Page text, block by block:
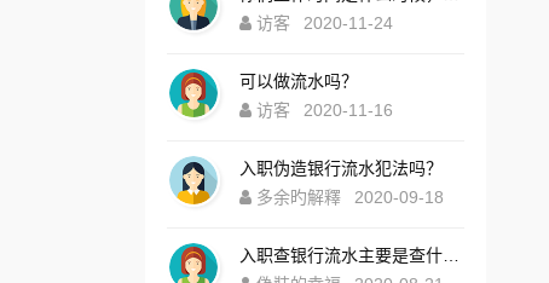
访客
2020-11-24
可以做流水吗？
访客
2020-11-16
入职伪造银行流水犯法吗？
多余旳解釋
2020-09-18